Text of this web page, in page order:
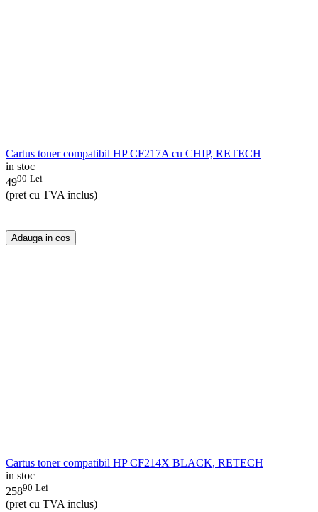
Cartus toner compatibil HP CF217A cu CHIP, RETECH
in stoc
4990 Lei
(pret cu TVA inclus)
Adauga in cos
Cartus toner compatibil HP CF214X BLACK, RETECH
in stoc
25890 Lei
(pret cu TVA inclus)